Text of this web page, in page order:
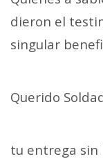
dieron el
singular
Querido
tu entrega sin